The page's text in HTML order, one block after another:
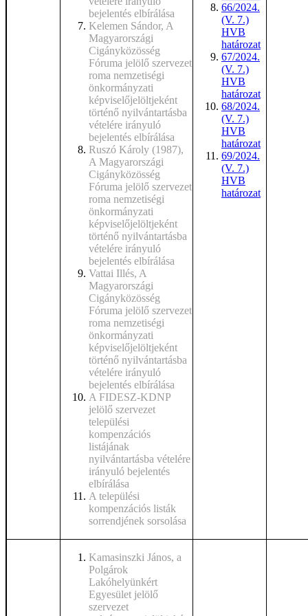
bejelentés elbírálása
Kelemen Sándor, A
Magyarországi
Cigányközösség
Fóruma jelölő szervezet
roma nemzetiségi
önkormányzati
képviselőjelöltjeként
történő nyilvántartásba
vételére irányuló
bejelentés elbírálása
Ruszó Károly (1987),
A Magyarországi
Cigányközösség
Fóruma jelölő szervezet
roma nemzetiségi
önkormányzati
képviselőjelöltjeként
történő nyilvántartásba
vételére irányuló
bejelentés elbírálása
Vattai Illés, A
Magyarországi
Cigányközösség
Fóruma jelölő szervezet
roma nemzetiségi
önkormányzati
képviselőjelöltjeként
történő nyilvántartásba
vételére irányuló
bejelentés elbírálása
A FIDESZ-KDNP
jelölő szervezet
települési
kompenzációs
listájának
nyilvántartásba vételére
irányuló bejelentés
elbírálása
A települési
kompenzációs listák
sorrendjének sorsolása
66/2024.
(V. 7.)
HVB
határozat
67/2024.
(V. 7.)
HVB
határozat
68/2024.
(V. 7.)
HVB
határozat
69/2024.
(V. 7.)
HVB
határozat
Kamasinszki János, a
Polgárok
Lakóhelyünkért
Egyesület jelölő
szervezet